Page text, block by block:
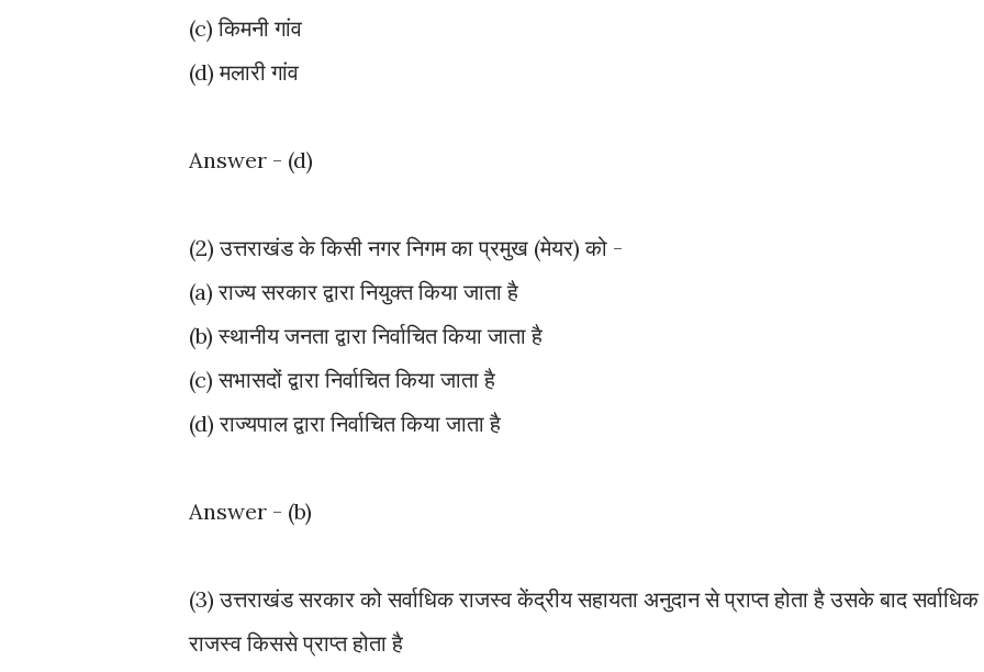
(c) किमनी गांव
(d) मलारी गांव
Answer - (d)
(2) उत्तराखंड के किसी नगर निगम का प्रमुख (मेयर) को -
(a) राज्य सरकार द्वारा नियुक्त किया जाता है
(b) स्थानीय जनता द्वारा निर्वाचित किया जाता है
(c) सभासदों द्वारा निर्वाचित किया जाता है
(d) राज्यपाल द्वारा निर्वाचित किया जाता है
Answer - (b)
(3) उत्तराखंड सरकार को सर्वाधिक राजस्व केंद्रीय सहायता अनुदान से प्राप्त होता है उसके बाद सर्वाधिक
राजस्व किससे प्राप्त होता है